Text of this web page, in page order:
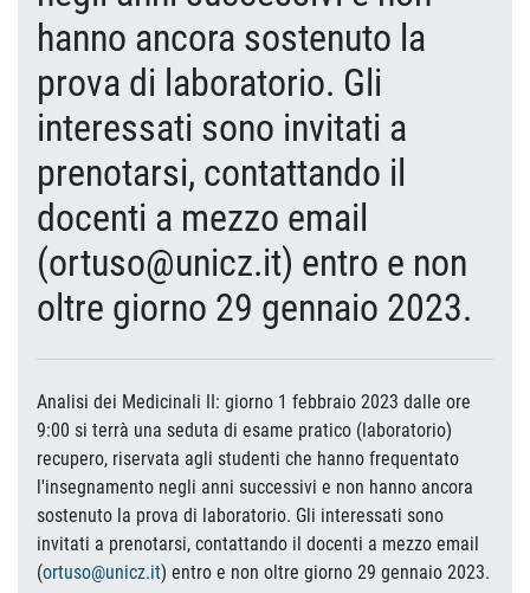
hanno ancora sostenuto la
prova di laboratorio. Gli
interessati sono invitati a
prenotarsi, contattando il
docenti a mezzo email
(ortuso@unicz.it) entro e non
oltre giorno 29 gennaio 2023.
Analisi dei Medicinali II: giorno 1 febbraio 2023 dalle ore
9:00 si terrà una seduta di esame pratico (laboratorio)
recupero, riservata agli studenti che hanno frequentato
l'insegnamento negli anni successivi e non hanno ancora
sostenuto la prova di laboratorio. Gli interessati sono
invitati a prenotarsi, contattando il docenti a mezzo email
(ortuso@unicz.it) entro e non oltre giorno 29 gennaio 2023.